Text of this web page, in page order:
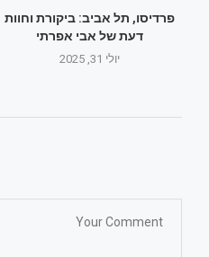
פרדיסו, תל אביב: ביקורת וחוות
דעת של אבי אפרתי
יולי 31, 2025